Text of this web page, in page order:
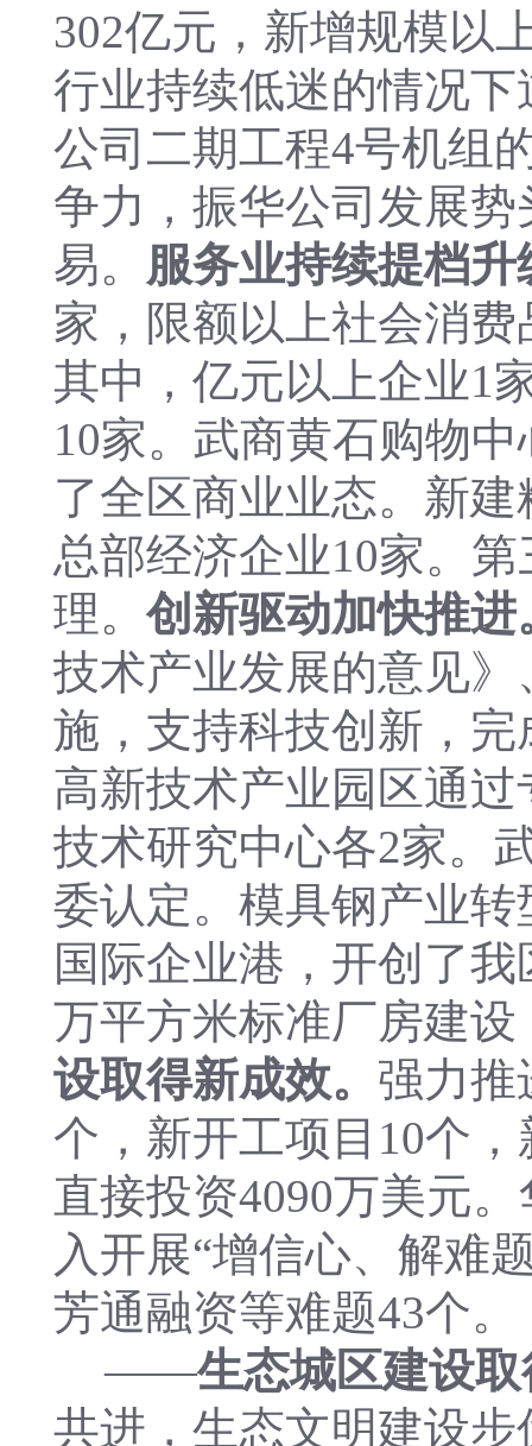
302亿元，新增规模以
行业持续低迷的情况
公司二期工程4号机组
争力，振华公司发展
易。 服务业持续提档升
家，限额以上社会消
其中，亿元以上企业1
10家。武商黄石购物
了全区商业业态。新
总部经济企业10家。
理。创新驱动加快推进
技术产业发展的意见
施，支持科技创新，
高新技术产业园区通
技术研究中心各2家。
委认定。模具钢产业
国际企业港，开创了
万平方米标准厂房建
设取得新成效。 强力推
个，新开工项目10个
直接投资4090万美元
入开展“增信心、解难
芳通融资等难题43个。
——生态城区建设
共进，生态文明建设步